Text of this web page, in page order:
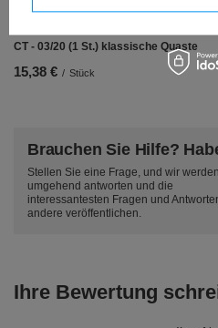
CT - 03/20 (1 St.) klassische Quaste
15,38 € / Stück
Brauchen Sie Hilfe?
Stellen Sie eine Frage, und wir werden
umgehend antworten und die
interessantesten Fragen und
andere veröffentlichen.
Ihre Bewertung